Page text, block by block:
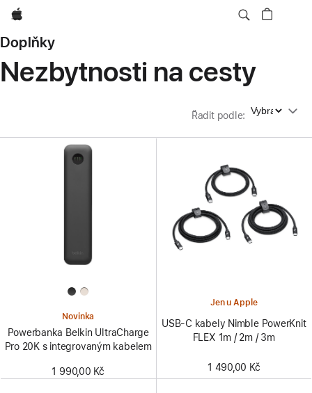
Apple
Doplňky
Nezbytnosti na cesty
Řadit podle: Řadit podle
Novinka
Powerbanka Belkin UltraCharge
Pro 20K s integrovaným kabelem
1 990,00 Kč
Jen u Apple
USB‑C kabely Nimble PowerKnit
FLEX 1m / 2m / 3m
1 490,00 Kč